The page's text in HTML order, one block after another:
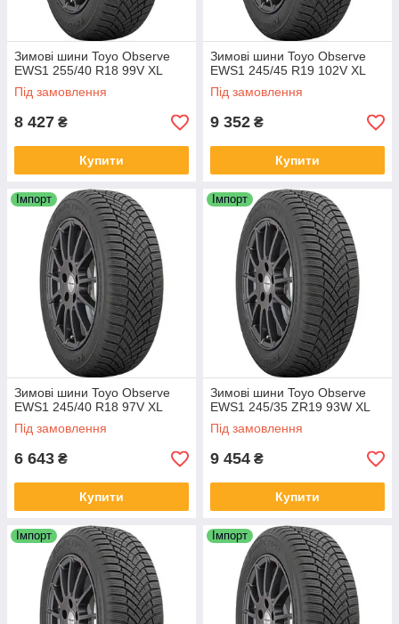
Зимові шини Toyo Observe
EWS1 255/40 R18 99V XL
Під замовлення
8 427 ₴
Купити
Зимові шини Toyo Observe
EWS1 245/45 R19 102V XL
Під замовлення
9 352 ₴
Купити
Імпорт
Зимові шини Toyo Observe
EWS1 245/40 R18 97V XL
Під замовлення
6 643 ₴
Купити
Імпорт
Зимові шини Toyo Observe
EWS1 245/35 ZR19 93W XL
Під замовлення
9 454 ₴
Купити
Імпорт Імпорт